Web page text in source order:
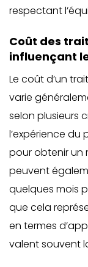
respectant
Coût des
influençant
Le coût d’un
varie
selon plusieurs
l’expérience
pour obtenir un
peuvent
quelques mois
que cela
en termes
valent souvent